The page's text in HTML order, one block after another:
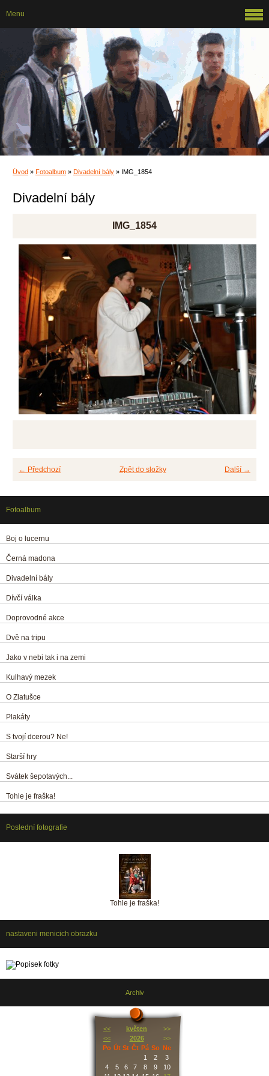
Úvod » Fotoalbum » Divadelní bály » IMG_1854
Divadelní bály
IMG_1854
← Předchozí Další →
Zpět do složky
Menu
Fotoalbum
Boj o lucernu
Černá madona
Divadelní bály
Dívčí válka
Doprovodné akce
Dvě na tripu
Jako v nebi tak i na zemi
Kulhavý mezek
O Zlatušce
Plakáty
S tvojí dcerou? Ne!
Starší hry
Svátek šepotavých...
Tohle je fraška!
Poslední fotografie
Tohle je fraška!
nastaveni menicich obrazku
Archiv
<< květen
>>
<<
2026
>>
Po Út St Čt Pá So Ne
1
2
3
4
5 6 7 8 9
10